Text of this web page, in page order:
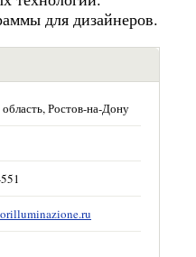
для дизайнеров.
область, Ростов-на-Дону